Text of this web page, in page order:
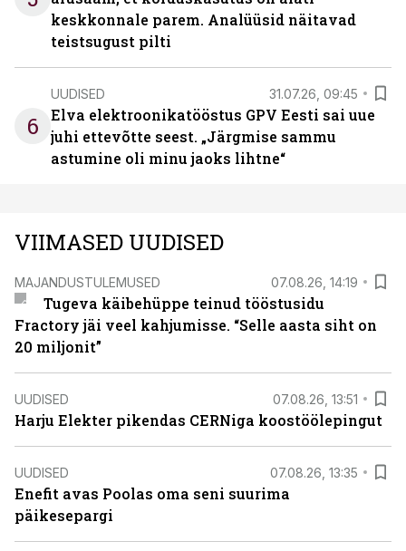
keskkonnale parem. Analüüsid näitavad
teistsugust pilti
6
UUDISED 31.07.26, 09:45
Elva elektroonikatööstus GPV Eesti sai uue
juhi ettevõtte seest. „Järgmise sammu
astumine oli minu jaoks lihtne“
VIIMASED UUDISED
MAJANDUSTULEMUSED 07.08.26, 14:19
Tugeva käibehüppe teinud tööstusidu
Fractory jäi veel kahjumisse. “Selle aasta siht on
20 miljonit”
UUDISED 07.08.26, 13:51
Harju Elekter pikendas CERNiga koostöölepingut
UUDISED 07.08.26, 13:35
Enefit avas Poolas oma seni suurima
päikesepargi